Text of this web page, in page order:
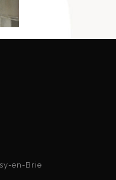
en-Brie